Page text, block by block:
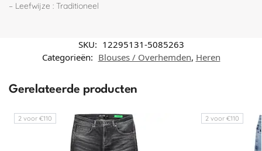
– Leefwijze : Traditioneel
SKU: 12295131-5085263
Categorieën: Blouses / Overhemden, Heren
Gerelateerde producten
2 voor €110 2 voor €110